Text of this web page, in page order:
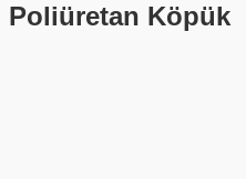
Poliüretan Köpük